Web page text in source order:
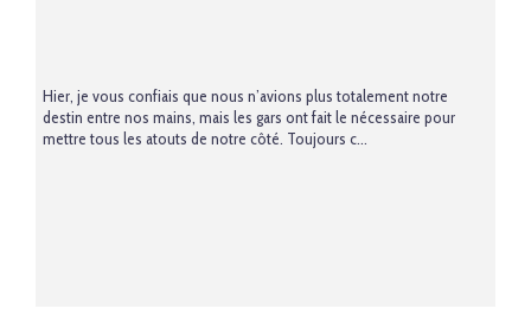
Hier, je vous confiais que nous n’avions plus totalement notre
destin entre nos mains, mais les gars ont fait le nécessaire pour
mettre tous les atouts de notre côté. Toujours c...